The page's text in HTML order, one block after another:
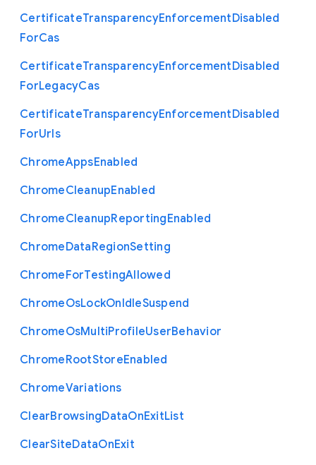
CertificateTransparencyEnforcementDisabled
ForCas
CertificateTransparencyEnforcementDisabled
ForLegacyCas
CertificateTransparencyEnforcementDisabled
ForUrls
ChromeAppsEnabled
ChromeCleanupEnabled
ChromeCleanupReportingEnabled
ChromeDataRegionSetting
ChromeForTestingAllowed
ChromeOsLockOnIdleSuspend
ChromeOsMultiProfileUserBehavior
ChromeRootStoreEnabled
ChromeVariations
ClearBrowsingDataOnExitList
ClearSiteDataOnExit